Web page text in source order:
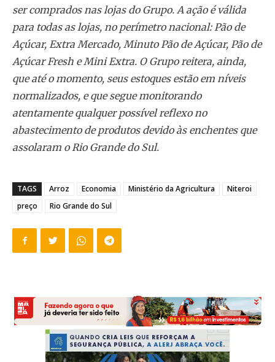
ser comprados nas lojas do Grupo. A ação é válida
para todas as lojas, no perímetro nacional: Pão de
Açúcar, Extra Mercado, Minuto Pão de Açúcar, Pão de
Açúcar Fresh e Mini Extra. O Grupo reitera, ainda,
que até o momento, seus estoques estão em níveis
normalizados, e que segue monitorando
atentamente qualquer possível reflexo no
abastecimento de produtos devido às enchentes que
assolaram o Rio Grande do Sul.
TAGS Arroz Economia Ministério da Agricultura
Niteroi
preço
Rio Grande do Sul